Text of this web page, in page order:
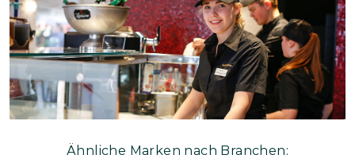
Ähnliche Marken nach Branchen: